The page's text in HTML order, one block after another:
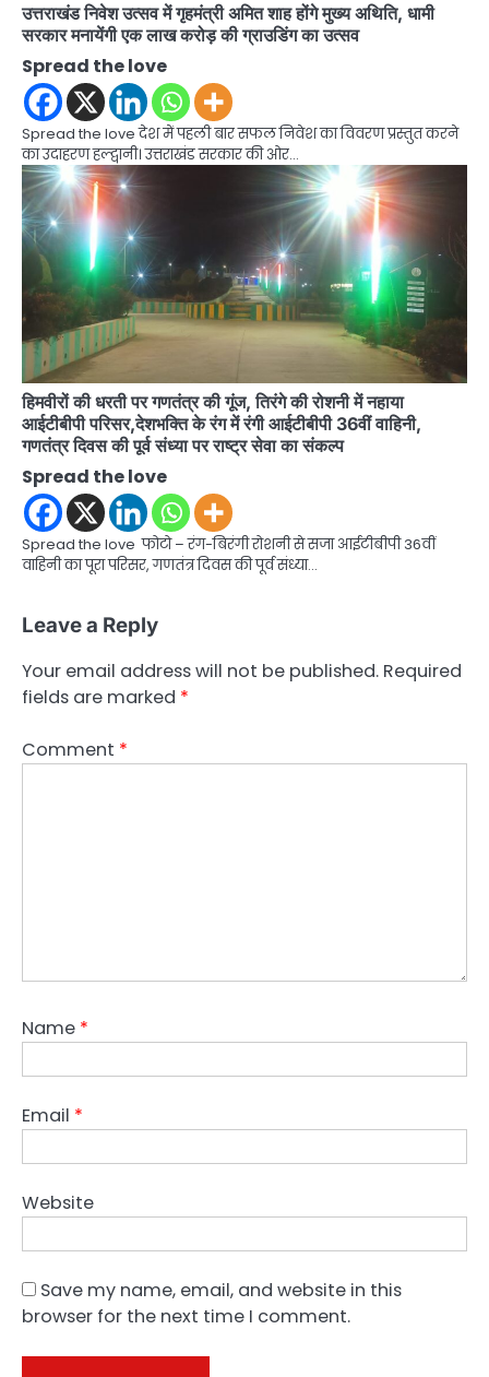
उत्तराखंड निवेश उत्सव में गृहमंत्री अमित शाह होंगे मुख्य अथिति, धामी
सरकार मनायेंगी एक लाख करोड़ की ग्राउडिंग का उत्सव
Spread the love
Spread the love देश में पहली बार सफल निवेश का विवरण प्रस्तुत करने
का उदाहरण हल्द्वानी। उत्तराखंड सरकार की ओर…
हिमवीरों की धरती पर गणतंत्र की गूंज, तिरंगे की रोशनी में नहाया
आईटीबीपी परिसर,देशभक्ति के रंग में रंगी आईटीबीपी 36वीं वाहिनी,
गणतंत्र दिवस की पूर्व संध्या पर राष्ट्र सेवा का संकल्प
Spread the love
Spread the love फोटो – रंग-बिरंगी रोशनी से सजा आईटीबीपी 36वीं
वाहिनी का पूरा परिसर, गणतंत्र दिवस की पूर्व संध्या…
Leave a Reply
Your email address will not be published. Required
fields are marked *
Comment *
Name *
Email *
Website
Save my name, email, and website in this
browser for the next time I comment.